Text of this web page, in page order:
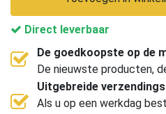
Direct leverbaar
De goedkoopste op de
De nieuwste producten,
Uitgebreide
Als u op een werkdag